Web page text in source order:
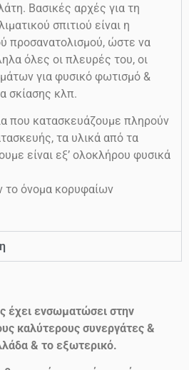
Βασικές αρχές για τη
σπιτιού είναι η
προσανατολισμού, ώστε να
όλες οι πλευρές του, οι
για φυσικό φωτισμό &
σκίασης κλπ.
που κατασκευάζουμε πληρούν
τα υλικά από τα
είναι εξ’ ολοκλήρου φυσικά
το όνομα κορυφαίων
έχει ενσωματώσει στην
καλύτερους συνεργάτες &
& το εξωτερικό.